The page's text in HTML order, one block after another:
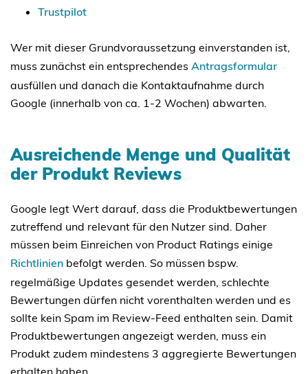
Trustpilot
Wer mit dieser Grundvoraussetzung einverstanden ist,
muss zunächst ein entsprechendes Antragsformular
ausfüllen und danach die Kontaktaufnahme durch
Google (innerhalb von ca. 1-2 Wochen) abwarten.
Ausreichende Menge und Qualität
der Produkt Reviews
Google legt Wert darauf, dass die Produktbewertungen
zutreffend und relevant für den Nutzer sind. Daher
müssen beim Einreichen von Product Ratings einige
Richtlinien befolgt werden. So müssen bspw.
regelmäßige Updates gesendet werden, schlechte
Bewertungen dürfen nicht vorenthalten werden und es
sollte kein Spam im Review-Feed enthalten sein. Damit
Produktbewertungen angezeigt werden, muss ein
Produkt zudem mindestens 3 aggregierte Bewertungen